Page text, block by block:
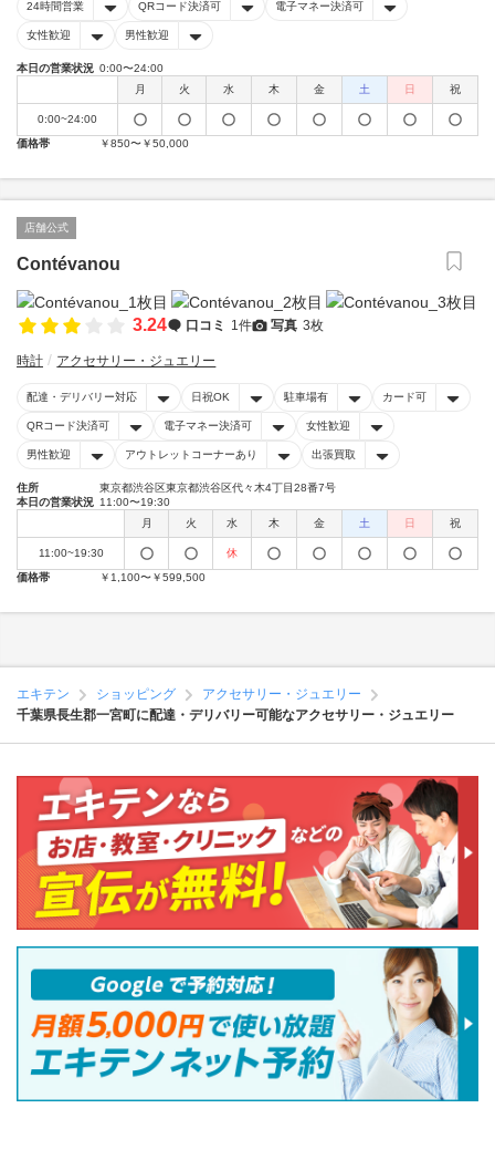
24時間営業 QRコード決済可 電子マネー決済可
女性歓迎 男性歓迎
本日の営業状況 0:00〜24:00
月
火 水 木 金 土 日 祝
0:00~24:00
価格帯
￥850〜￥50,000
店舗公式
Contévanou
3.24 口コミ 1件 写真 3枚
時計 アクセサリー・ジュエリー
配達・デリバリー対応 日祝OK 駐車場有 カード可
QRコード決済可 電子マネー決済可 女性歓迎
男性歓迎 アウトレットコーナーあり 出張買取
住所
東京都渋谷区東京都渋谷区代々木4丁目28番7号
本日の営業状況 11:00〜19:30
月
火 水 木 金 土 日 祝
11:00~19:30
休
価格帯
￥1,100〜￥599,500
エキテン ショッピング
アクセサリー・ジュエリー
千葉県長生郡一宮町に配達・デリバリー可能なアクセサリー・ジュエリー